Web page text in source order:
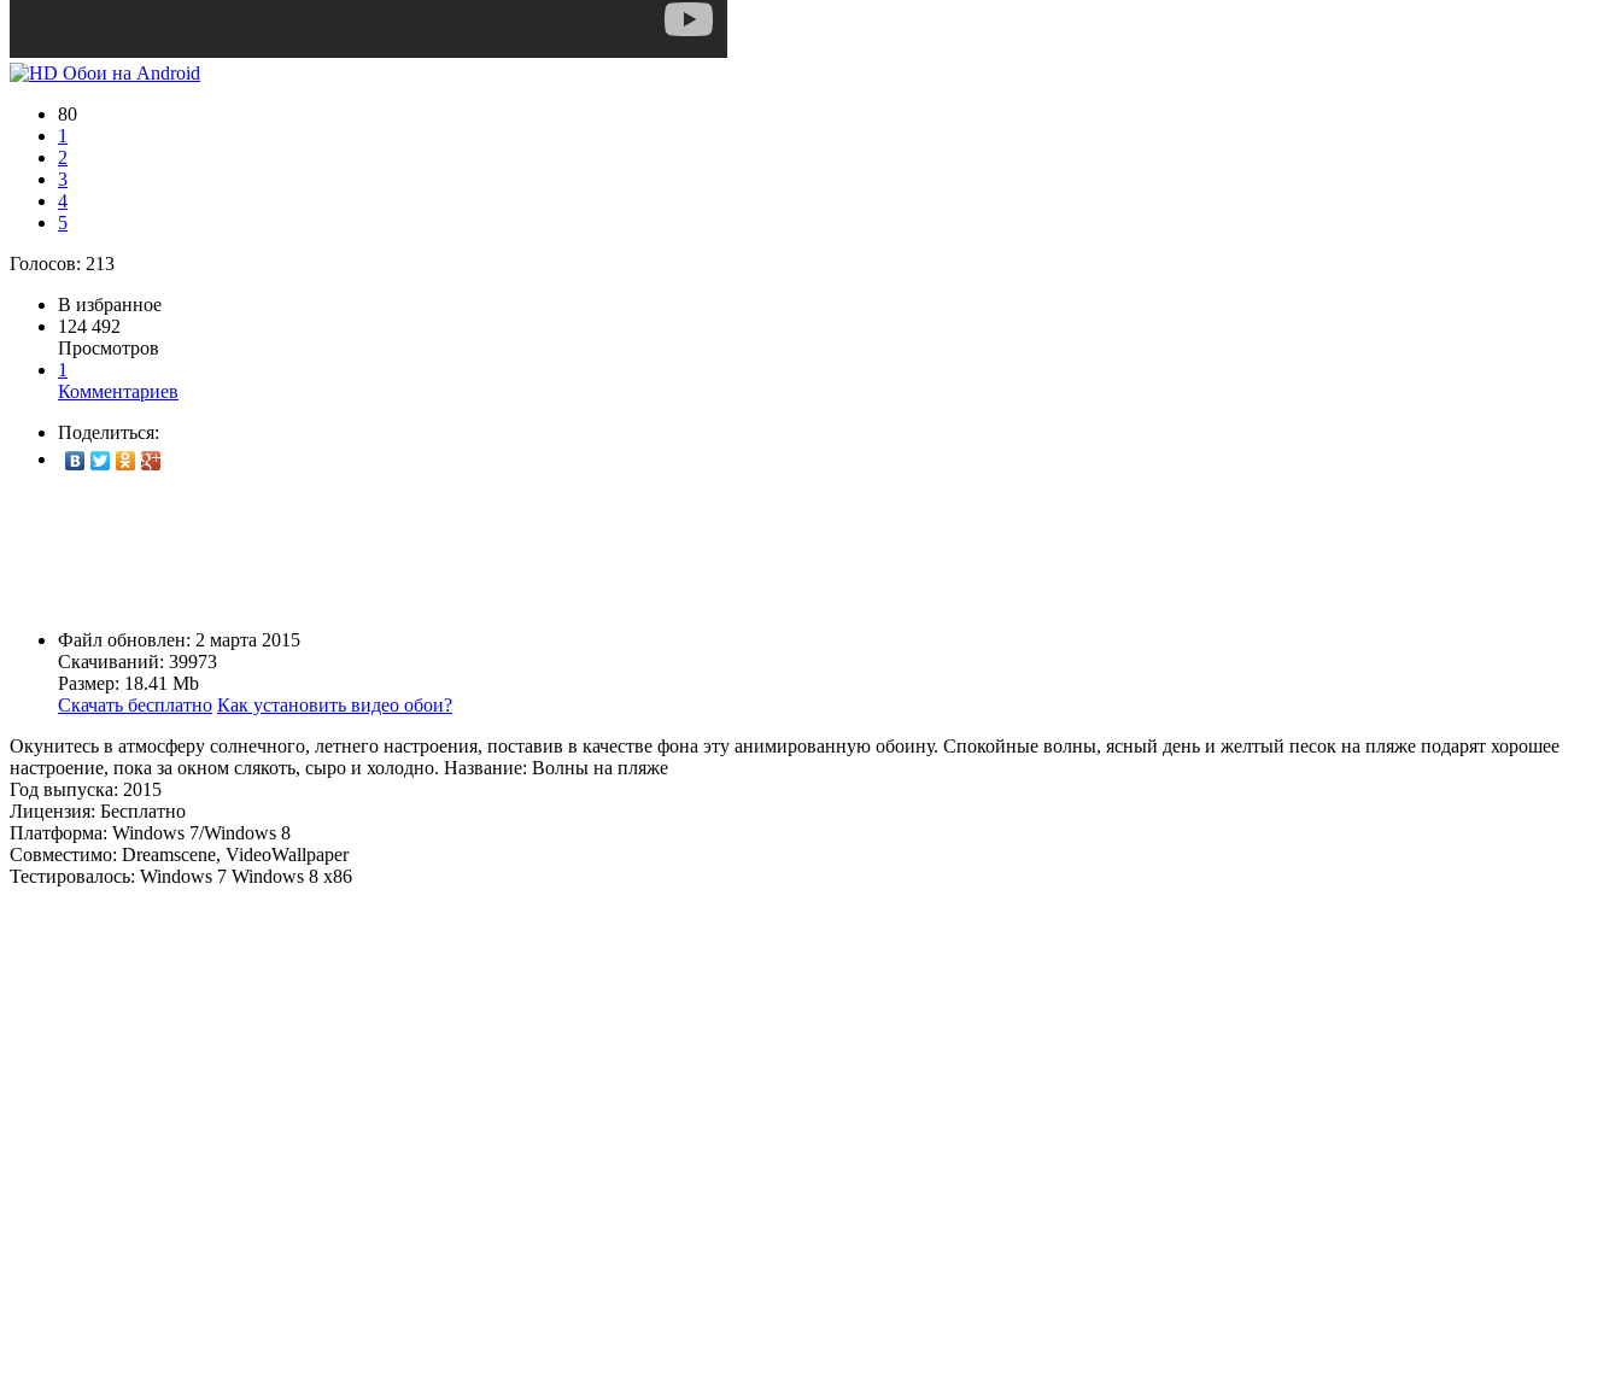
80
1
2
3
4
5
Голосов: 213
В избранное
124 492
Просмотров
1
Комментариев
Поделиться:
Файл обновлен: 2 марта 2015
Скачиваний: 39973
Размер: 18.41 Mb
Скачать бесплатно Как установить видео обои?
Окунитесь в атмосферу солнечного, летнего настроения, поставив в качестве фона эту анимированную обоину. Спокойные волны, ясный день и желтый песок на пляже подарят хорошее
настроение, пока за окном слякоть, сыро и холодно. Название: Волны на пляже
Год выпуска: 2015
Лицензия: Бесплатно
Платформа: Windows 7/Windows 8
Совместимо: Dreamscene, VideoWallpaper
Тестировалось: Windows 7 Windows 8 x86